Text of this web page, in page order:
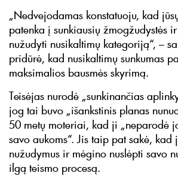
„Nedvejodamas konstatuoju, kad
patenka į sunkiausių žmogžudystės
nužudyti nusikaltimų kategoriją“, –
pridūrė, kad nusikaltimų sunkumas
maksimalios bausmės skyrimą.
Teisėjas nurodė „sunkinančias
jog tai buvo „išankstinis planas
50 metų moteriai, kad ji „neparodė
savo aukoms“. Jis taip pat sakė,
nužudymus ir mėgino nuslėpti savo
ilgą teismo procesą.